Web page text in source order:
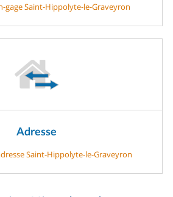
gage Saint-Hippolyte-le-Graveyron
Adresse
Saint-Hippolyte-le-Graveyron